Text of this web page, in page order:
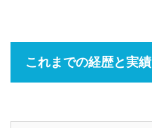
これまでの経歴と実績